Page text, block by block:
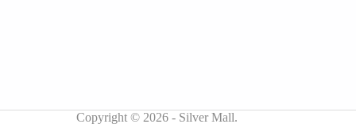
Copyright © 2026 - Silver Mall.